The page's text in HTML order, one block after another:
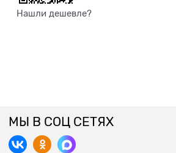
Нашли дешевле?
МЫ В СОЦ СЕТЯХ